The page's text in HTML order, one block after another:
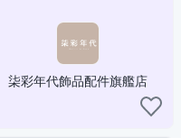
柒彩年代飾品配件旗艦店